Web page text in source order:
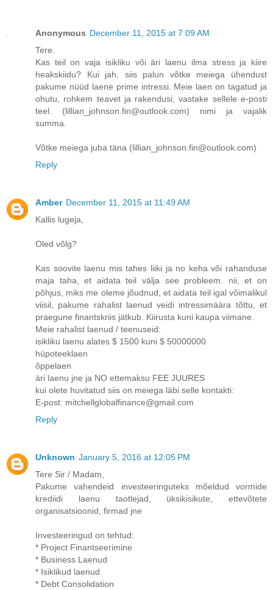
Anonymous December 11, 2015 at 7:09 AM
Tere.
Kas teil on vaja isikliku või äri laenu ilma stress ja kiire
heakskiidu? Kui jah, siis palun võtke meiega ühendust
pakume nüüd laene prime intressi. Meie laen on tagatud ja
ohutu, rohkem teavet ja rakendusi, vastake sellele e-posti
teel. (lillian_johnson.fin@outlook.com) nimi ja vajalik
summa.
Võtke meiega juba täna (lillian_johnson.fin@outlook.com)
Reply
Amber December 11, 2015 at 11:49 AM
Kallis lugeja,
Oled võlg?
Kas soovite laenu mis tahes liiki ja no keha või rahanduse
maja taha, et aidata teil välja see probleem. nii, et on
põhjus, miks me oleme jõudnud, et aidata teil igal võimalikul
viisil, pakume rahalist laenud veidi intressimäära tõttu, et
praegune finantskriis jätkub. Kiirusta kuni kaupa viimane.
Meie rahalist laenud / teenuseid:
isikliku laenu alates $ 1500 kuni $ 50000000
hüpoteeklaen
õppelaen
äri laenu jne ja NO ettemaksu FEE JUURES
kui olete huvitatud siis on meiega läbi selle kontakti:
E-post: mitchellglobalfinance@gmail.com
Reply
Unknown January 5, 2016 at 12:05 PM
Tere Sir / Madam,
Pakume vahendeid investeeringuteks mõeldud vormide
krediidi laenu taotlejad, üksikisikute, ettevõtete
organisatsioonid, firmad jne
Investeeringud on tehtud:
* Project Finantseerimine
* Business Laenud
* Isiklikud laenud
* Debt Consolidation